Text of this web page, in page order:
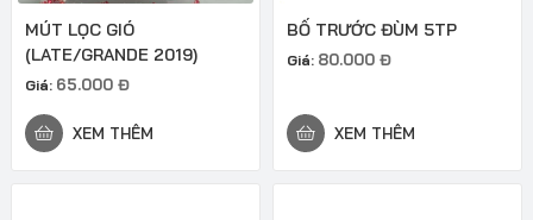
MÚT LỌC GIÓ
(LATE/GRANDE 2019)
Giá: 65.000 Đ
XEM THÊM
BỐ TRƯỚC ĐÙM 5TP
Giá: 80.000 Đ
XEM THÊM